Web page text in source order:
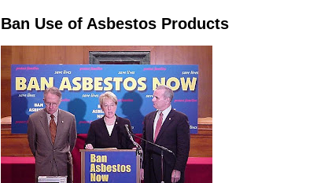
Ban Use of Asbestos Products